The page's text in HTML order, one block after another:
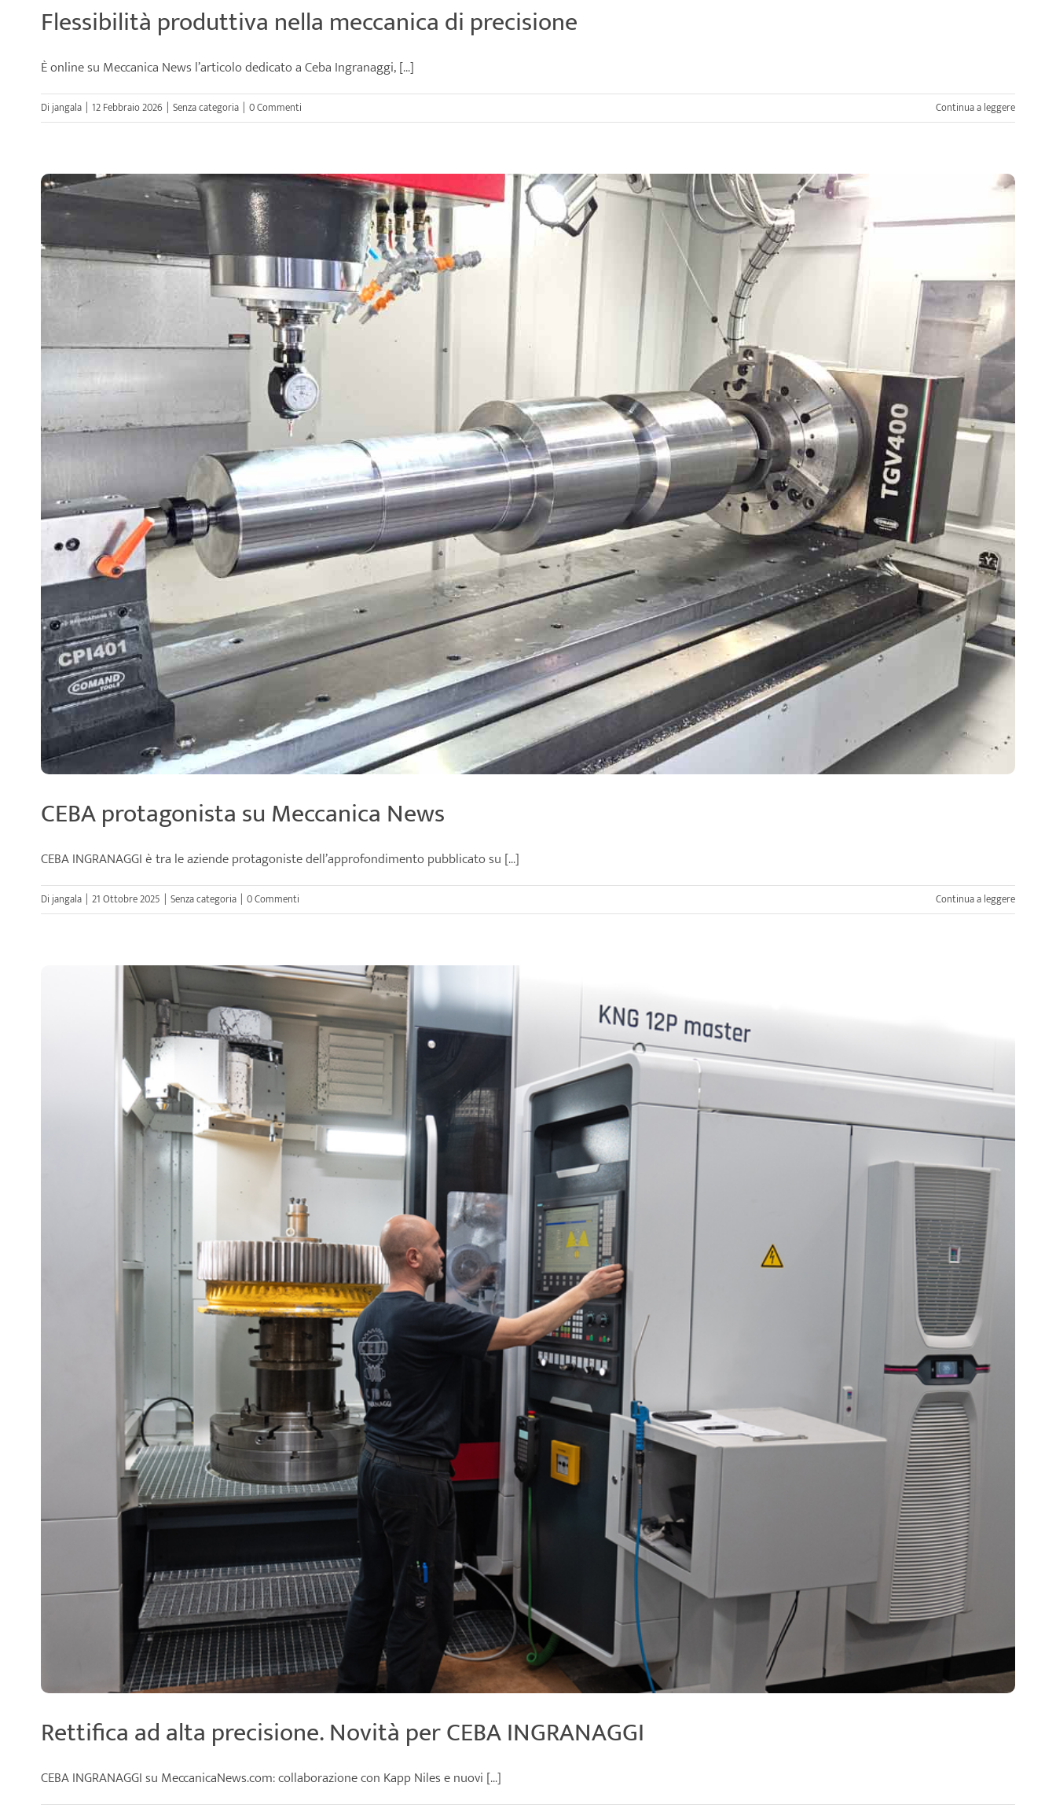
Flessibilità produttiva nella meccanica di precisione
È online su Meccanica News l’articolo dedicato a Ceba Ingranaggi, [...]
Dijangala | 12 Febbraio 2026 | Senza categoria | 0 Commenti Continua a leggere
CEBA protagonista su Meccanica News
CEBA INGRANAGGI è tra le aziende protagoniste dell’approfondimento pubblicato su [...]
Dijangala | 21 Ottobre 2025 | Senza categoria | 0 Commenti Continua a leggere
Rettifica ad alta precisione. Novità per CEBA INGRANAGGI
CEBA INGRANAGGI su MeccanicaNews.com: collaborazione con Kapp Niles e nuovi [...]